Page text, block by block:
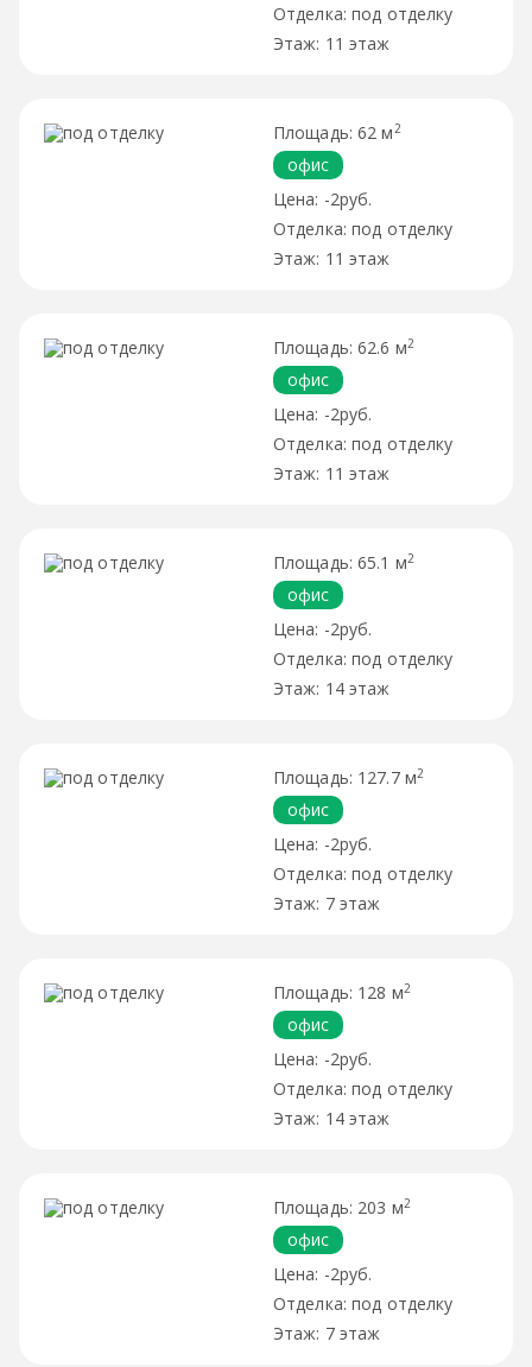
под отделку
11 этаж
62 м 2
офис
-2руб.
под отделку
11 этаж
62.6 м2
офис
-2руб.
под отделку
11 этаж
65.1 м2
офис
-2руб.
под отделку
14 этаж
127.7 м2
офис
-2руб.
под отделку
7 этаж
128 м2
офис
-2руб.
под отделку
14 этаж
203 м2
офис
-2руб.
под отделку
7 этаж